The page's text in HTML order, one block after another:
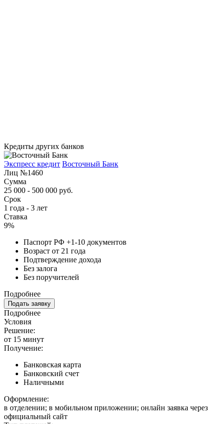
Кредиты других банков
Экспресс кредит Восточный Банк
Лиц №1460
Сумма
25 000 - 500 000 руб.
Срок
1 года - 3 лет
Ставка
9%
Паспорт РФ +1-10 документов
Возраст от 21 года
Подтверждение дохода
Без залога
Без поручителей
Подробнее
Подать заявку
Подробнее
Условия
Решение:
от 15 минут
Получение:
Банковская карта
Банковский счет
Наличными
Оформление:
в отделении; в мобильном приложении; онлайн заявка через
официальный сайт